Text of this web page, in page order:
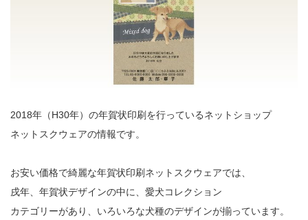
2018年（H30年）の年賀状印刷を行っているネットショップ
ネットスクウェアの情報です。
お安い価格で綺麗な年賀状印刷ネットスクウェアでは、
戌年、年賀状デザインの中に、愛犬コレクション
カテゴリーがあり、いろいろな犬種のデザインが揃っています。